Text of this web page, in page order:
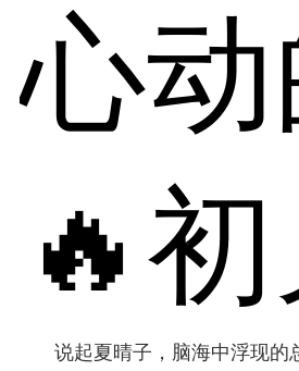
心动
🔥
说起夏晴子，脑海中浮现的